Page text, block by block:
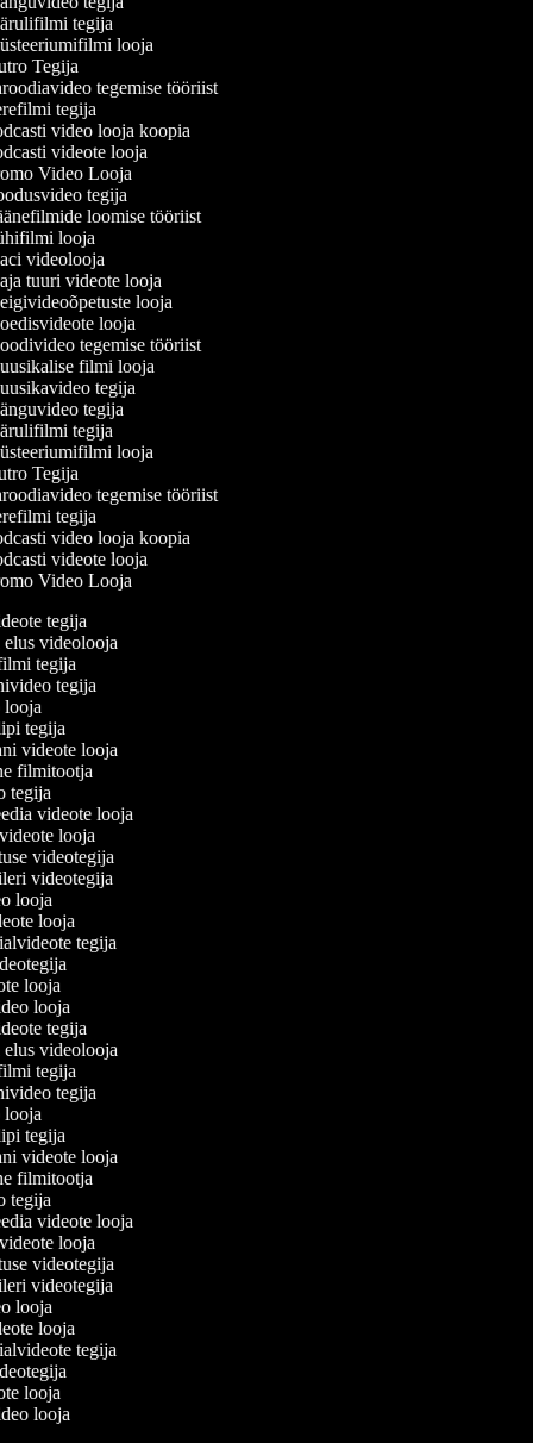
tegija
looja
Tegija
tegemise tööriist
tegija
video looja koopia
videote looja
Video Looja
tegija
loomise tööriist
looja
videolooja
tuuri videote looja
looja
looja
tegemise tööriist
filmi looja
tegija
tegija
tegija
looja
Tegija
tegemise tööriist
tegija
video looja koopia
videote looja
Video Looja
tegija
elus videolooja
tegija
tegija
looja
tegija
videote looja
filmitootja
tegija
videote looja
looja
videotegija
videotegija
looja
looja
tegija
looja
looja
tegija
elus videolooja
tegija
tegija
looja
tegija
videote looja
filmitootja
tegija
videote looja
looja
videotegija
videotegija
looja
looja
tegija
looja
looja